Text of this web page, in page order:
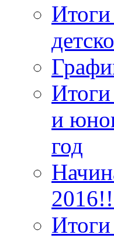
Итоги
и
год